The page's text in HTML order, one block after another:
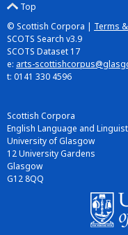
Top
© Scottish Corpora | Terms
SCOTS Search v3.9
SCOTS Dataset 17
e: arts-
t: 0141 330 4596
Scottish Corpora
English Language and
University of Glasgow
12 University Gardens
Glasgow
G12 8QQ